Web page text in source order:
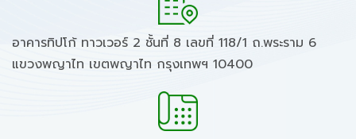
อาคารทิปโก้ ทาวเวอร์ 2 ชั้นที่ 8 เลขที่ 118/1 ถ.พระราม 6
แขวงพญาไท เขตพญาไท กรุงเทพฯ 10400